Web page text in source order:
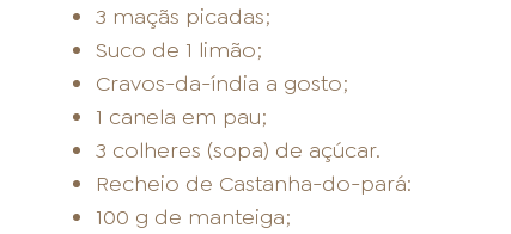
3 maçãs picadas;
Suco de 1 limão;
Cravos-da-índia a gosto;
1 canela em pau;
3 colheres (sopa) de açúcar.
Recheio de Castanha-do-pará:
100 g de manteiga;